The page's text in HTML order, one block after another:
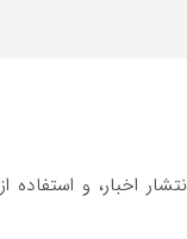
اخبار، و استفاده از